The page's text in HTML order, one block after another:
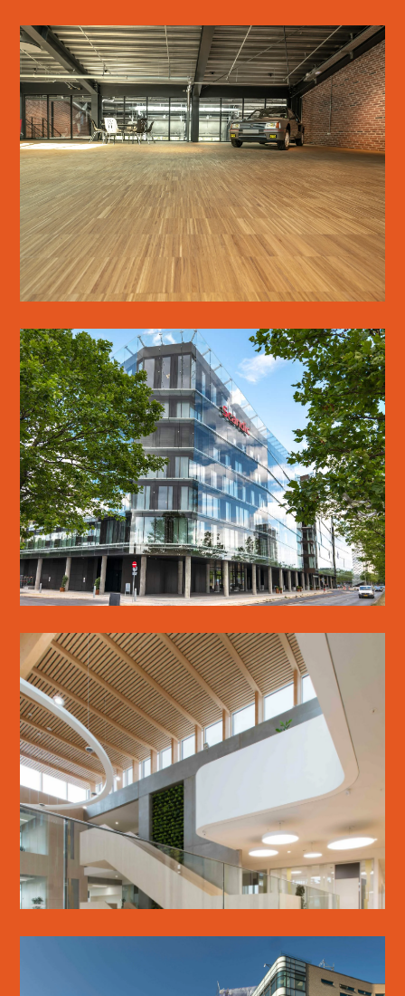
CLASSIC CAR HOUSE
SE MERE
SCANDIC SPECTRUM
SE MERE
WSP DANMARK
LÆS MERE